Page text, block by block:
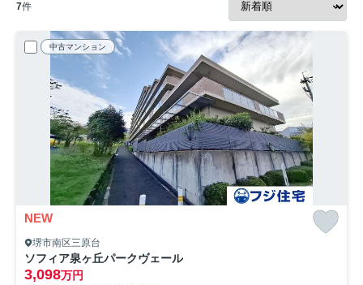
7件
中古マンション
NEW
堺市南区三原台
ソフィア泉ヶ丘パークヴェール
3,098万円